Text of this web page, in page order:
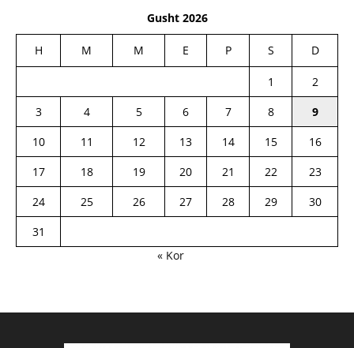
Gusht 2026
H M M E P S D
1
2
3
4 5 6 7 8
9
10
11 12 13 14 15
16
17
18 19 20 21 22
23
24
25 26 27 28 29
30
31
« Kor